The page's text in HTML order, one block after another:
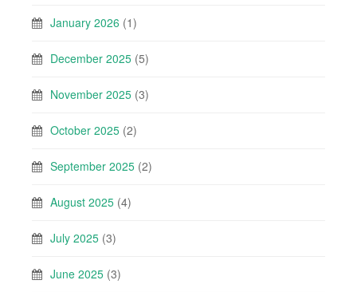
January 2026 (1)
December 2025 (5)
November 2025 (3)
October 2025 (2)
September 2025 (2)
August 2025 (4)
July 2025 (3)
June 2025 (3)